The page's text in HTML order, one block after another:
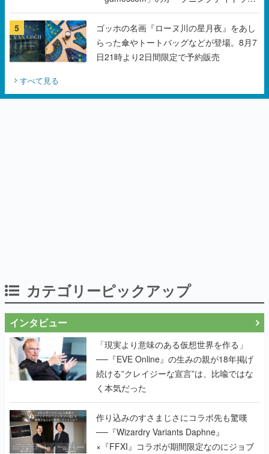
ブにてディレクターの浜口直樹氏が登壇す
る予定
5
ゴッホの名画『ローヌ川の星月夜』をあし
らった傘やトートバッグなどが登場。8月7
日21時より2日間限定で予約販売
すべて見る
カテゴリーピックアップ
インタビュー
「現実より意味のある仮想世界を作る」
──『EVE Online』の生みの親が18年掲げ
続ける”クレイジーな宣言”は、比喩ではな
く本気だった
作り込みのすさまじさにコラボ先も驚嘆
──『Wizardry Variants Daphne』
×『FFXI』コラボが期間限定なのにジョブ